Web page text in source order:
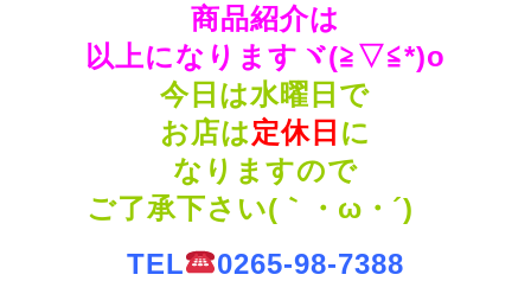
商品紹介は
以上になりますヾ(≧▽≦*)o
今日は水曜日で
お店は定休日 に
なりますので
ご了承下さい(｀・ω・´)ゞ
TEL
0265-98-7388